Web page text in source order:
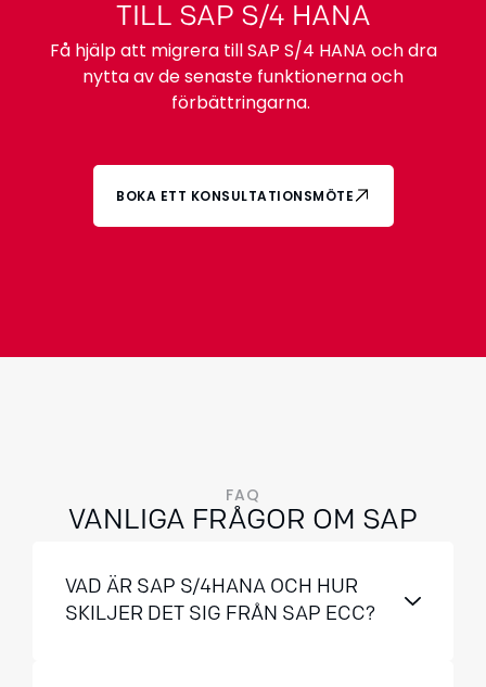
TILL SAP S/4 HANA
Få hjälp att migrera till SAP S/4 HANA och dra
nytta av de senaste funktionerna och
förbättringarna.
BOKA ETT KONSULTATIONSMÖTE
FAQ
VANLIGA FRÅGOR OM SAP
VAD ÄR SAP S/4HANA OCH HUR
SKILJER DET SIG FRÅN SAP ECC?